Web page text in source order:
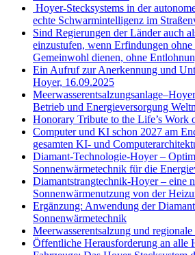
Hoyer-Stecksystems in der
echte Schwarmintelligenz im
Sind Regierungen der Länder auch
einzustufen, wenn Erfindungen ohne
Gemeinwohl dienen, ohne
Ein Aufruf zur Anerkennung und
Hoyer, 16.09.2025
Betrieb und Energieversorgung
Honorary Tribute to the Life’s Work
Computer und KI schon 2027 am
gesamten KI- und
Diamant-Technologie-Hoyer –
Sonnenwärmetechnik für die
Diamantstrangtechnik-Hoyer – eine
Sonnenwärmenutzung von der
Ergänzung: Anwendung der
Sonnenwärmetechnik
Meerwasserentsalzung und
Öffentliche Herausforderung an alle